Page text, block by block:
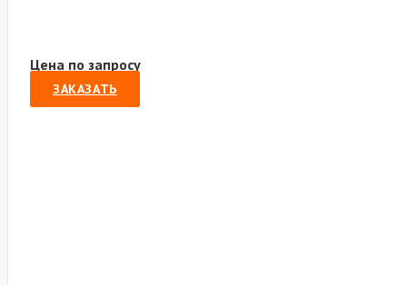
Цена по запросу
ЗАКАЗАТЬ